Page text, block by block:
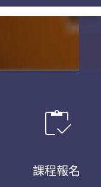
inventory
課程報名